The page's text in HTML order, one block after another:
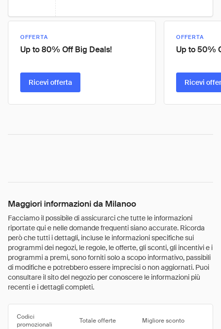
OFFERTA
Up to 80% Off Big Deals!
Ricevi offerta
OFFERTA
Up to 50%
Ricevi
Maggiori informazioni da Milanoo
Facciamo il possibile di assicurarci che tutte le informazioni
riportate qui e nelle domande frequenti siano accurate. Ricorda
però che tutti i dettagli, incluse le informazioni specifiche sui
programmi dei negozi, le regole, le offerte, gli sconti, gli incentivi e i
programmi a premi, sono forniti solo a scopo informativo, passibili
di modifiche e potrebbero essere imprecisi o non aggiornati. Puoi
consultare il sito del negozio per conoscere le informazioni più
recenti e i dettagli completi.
Codici
promozionali
Totale offerte Migliore sconto